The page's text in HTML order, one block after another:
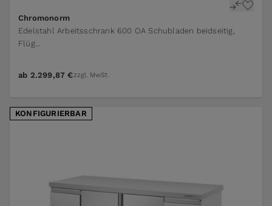
Chromonorm
Edelstahl Arbeitsschrank 600 OA Schubladen beidseitig,
Flüg...
The price depends on the options chosen on the
ab 2.299,87 €zzgl. MwSt.
KONFIGURIERBAR